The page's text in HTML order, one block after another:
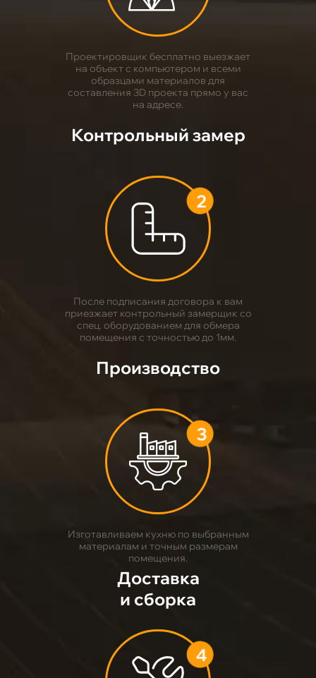
1
Проектировщик бесплатно выезжает
на объект с компьютером и всеми
образцами материалов для
составления 3D проекта прямо у вас
на адресе.
Контрольный замер
2
После подписания договора к вам
приезжает контрольный замерщик со
спец. оборудованием для обмера
помещения с точностью до 1мм.
Производство
3
Изготавливаем кухню по выбранным
материалам и точным размерам
помещения.
Доставка
и сборка